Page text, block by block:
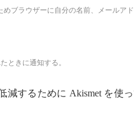
ブラウザーに自分の名前、メールア
ときに通知する。
減するために Akismet を使っ